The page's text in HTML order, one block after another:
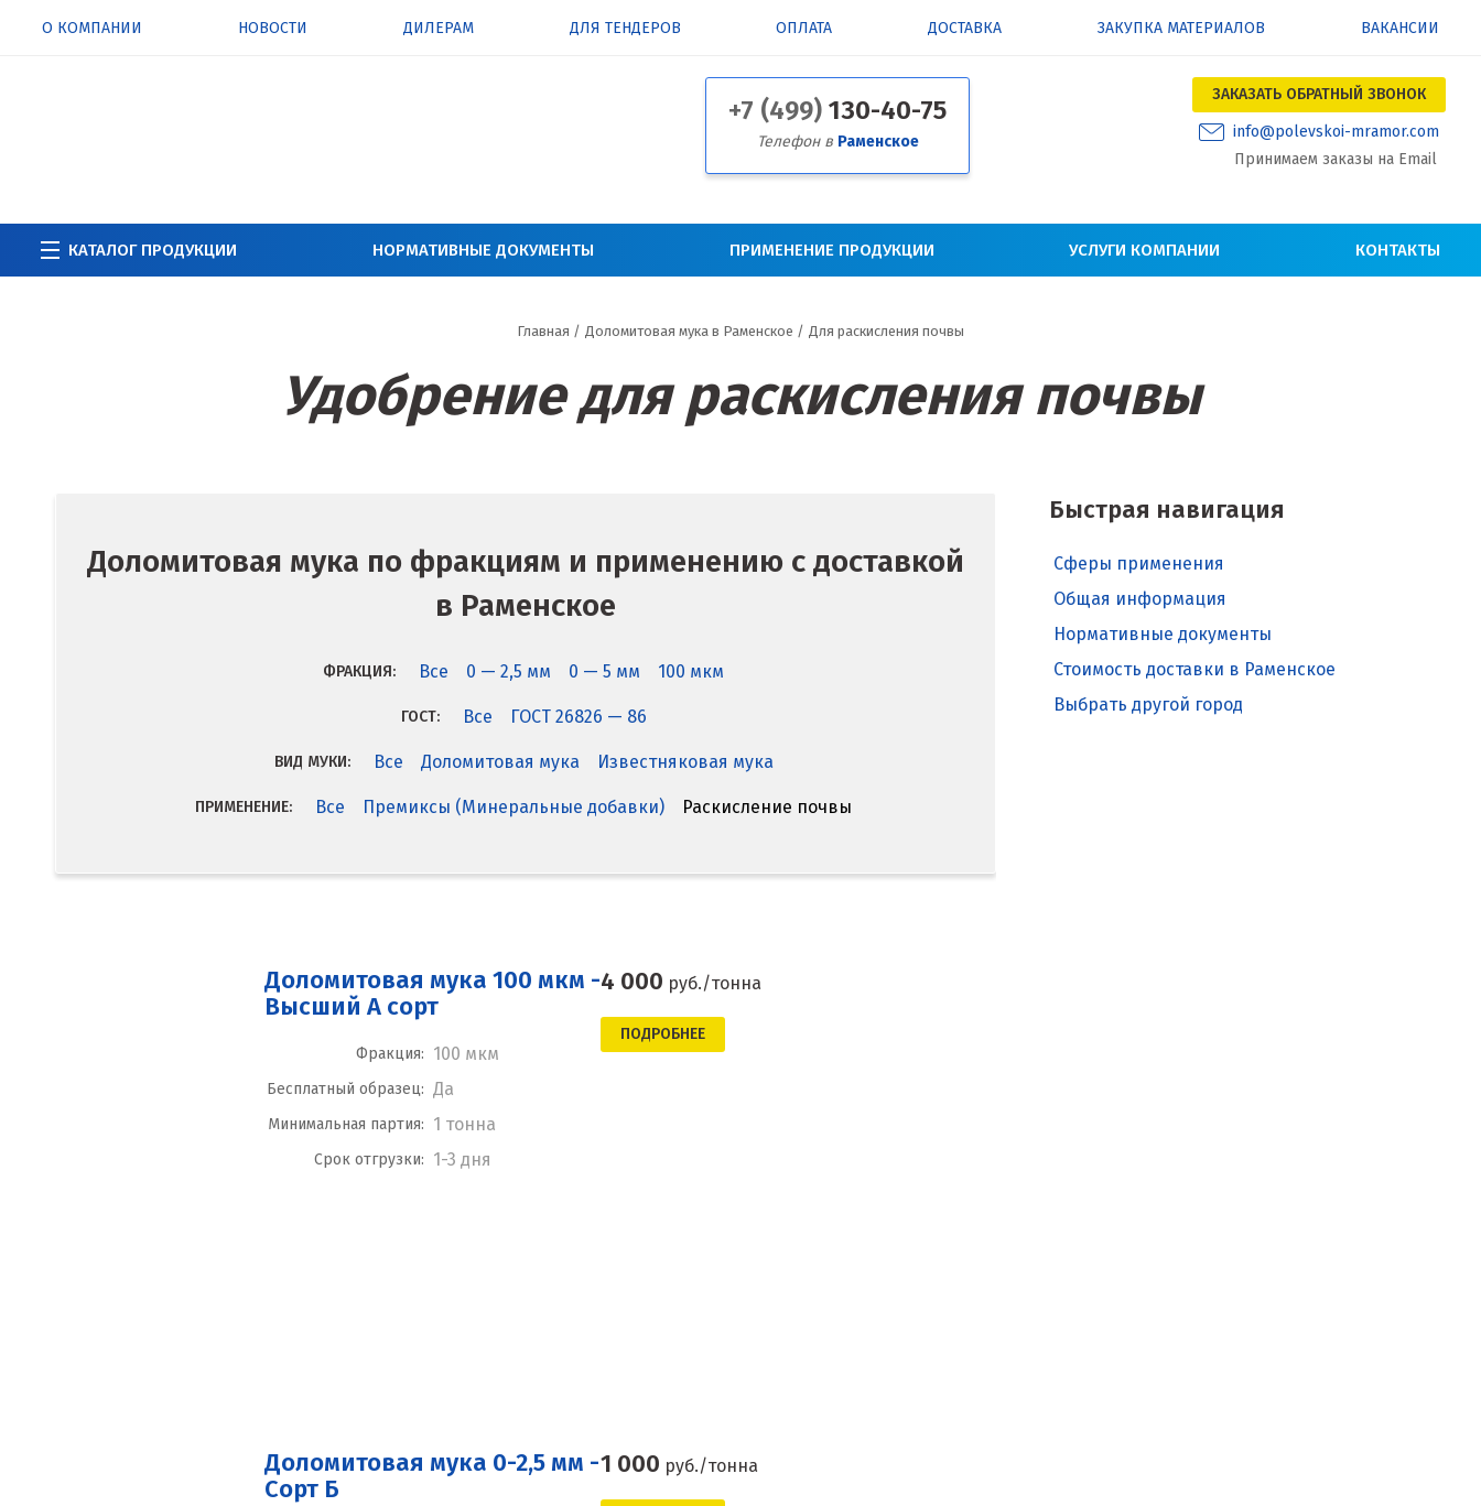
О КОМПАНИИ НОВОСТИ ДИЛЕРАМ ДЛЯ ТЕНДЕРОВ ОПЛАТА ДОСТАВКА ЗАКУПКА МАТЕРИАЛОВ ВАКАНСИИ
+7 (499) 130-40-75
Телефон в Раменское
ЗАКАЗАТЬ ОБРАТНЫЙ ЗВОНОК
info@polevskoi-mramor.com
Принимаем заказы на Email
КАТАЛОГ ПРОДУКЦИИ НОРМАТИВНЫЕ ДОКУМЕНТЫ ПРИМЕНЕНИЕ ПРОДУКЦИИ УСЛУГИ КОМПАНИИ КОНТАКТЫ
Главная / Доломитовая мука в Раменское / Для раскисления почвы
Удобрение для раскисления почвы
Быстрая навигация
Сферы применения
Общая информация
Нормативные документы
Стоимость доставки в Раменское
Выбрать другой город
Доломитовая мука по фракциям и применению с доставкой
в Раменское
ФРАКЦИЯ: Все 0 — 2,5 мм 0 — 5 мм 100 мкм
ГОСТ: Все ГОСТ 26826 — 86
ВИД МУКИ: Все Доломитовая мука Известняковая мука
ПРИМЕНЕНИЕ: Все Премиксы (Минеральные добавки) Раскисление почвы
Доломитовая мука 100 мкм -
Высший А сорт
Фракция: 100 мкм
Бесплатный образец: Да
Минимальная партия: 1 тонна
Срок отгрузки: 1-3 дня
4 000 руб./тонна
ПОДРОБНЕЕ
Доломитовая мука 0-2,5 мм -
Сорт Б
1 000 руб./тонна